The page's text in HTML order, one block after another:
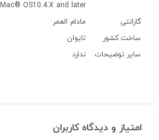
Mac® OS10.4.X and later.
گارانتی
مادام العمر
ساخت کشور
تایوان
سایر توضیحات
ندارد
امتیاز و دیدگاه کاربران